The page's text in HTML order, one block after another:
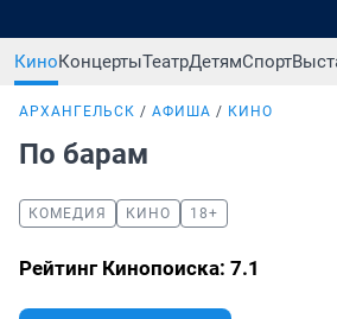
КиноКонцертыТеатрДетямСпорт
АРХАНГЕЛЬСК АФИША КИНО
По барам
КОМЕДИЯ КИНО 18+
Рейтинг Кинопоиска: 7.1